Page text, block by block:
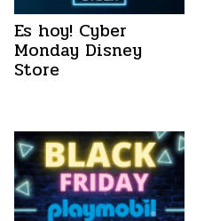
Es hoy! Cyber
Monday Disney
Store